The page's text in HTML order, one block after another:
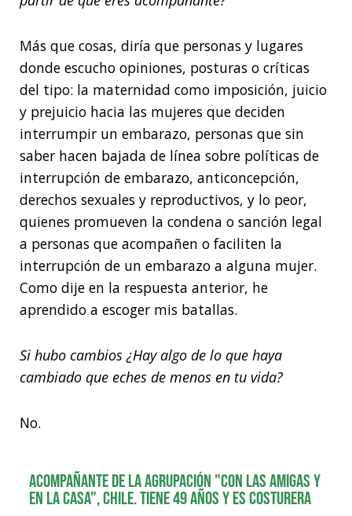
Más que cosas, diría que personas y lugares
donde escucho opiniones, posturas o críticas
del tipo: la maternidad como imposición, juicio
y prejuicio hacia las mujeres que deciden
interrumpir un embarazo, personas que sin
saber hacen bajada de línea sobre políticas de
interrupción de embarazo, anticoncepción,
derechos sexuales y reproductivos, y lo peor,
quienes promueven la condena o sanción legal
a personas que acompañen o faciliten la
interrupción de un embarazo a alguna mujer.
Como dije en la respuesta anterior, he
aprendido a escoger mis batallas.
Si hubo cambios ¿Hay algo de lo que haya
cambiado que eches de menos en tu vida?
No.
Acompañante de la agrupación "Con las Amigas y
en la Casa", Chile. Tiene 49 años y es costurera